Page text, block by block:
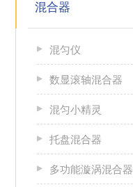
混合器
混匀仪
数显滚轴混合器
混匀小精灵
托盘混合器
多功能漩涡混合器